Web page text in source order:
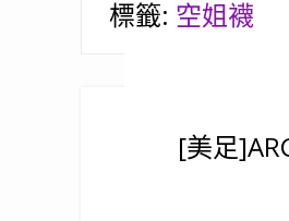
標籤: 空姐襪
[美足